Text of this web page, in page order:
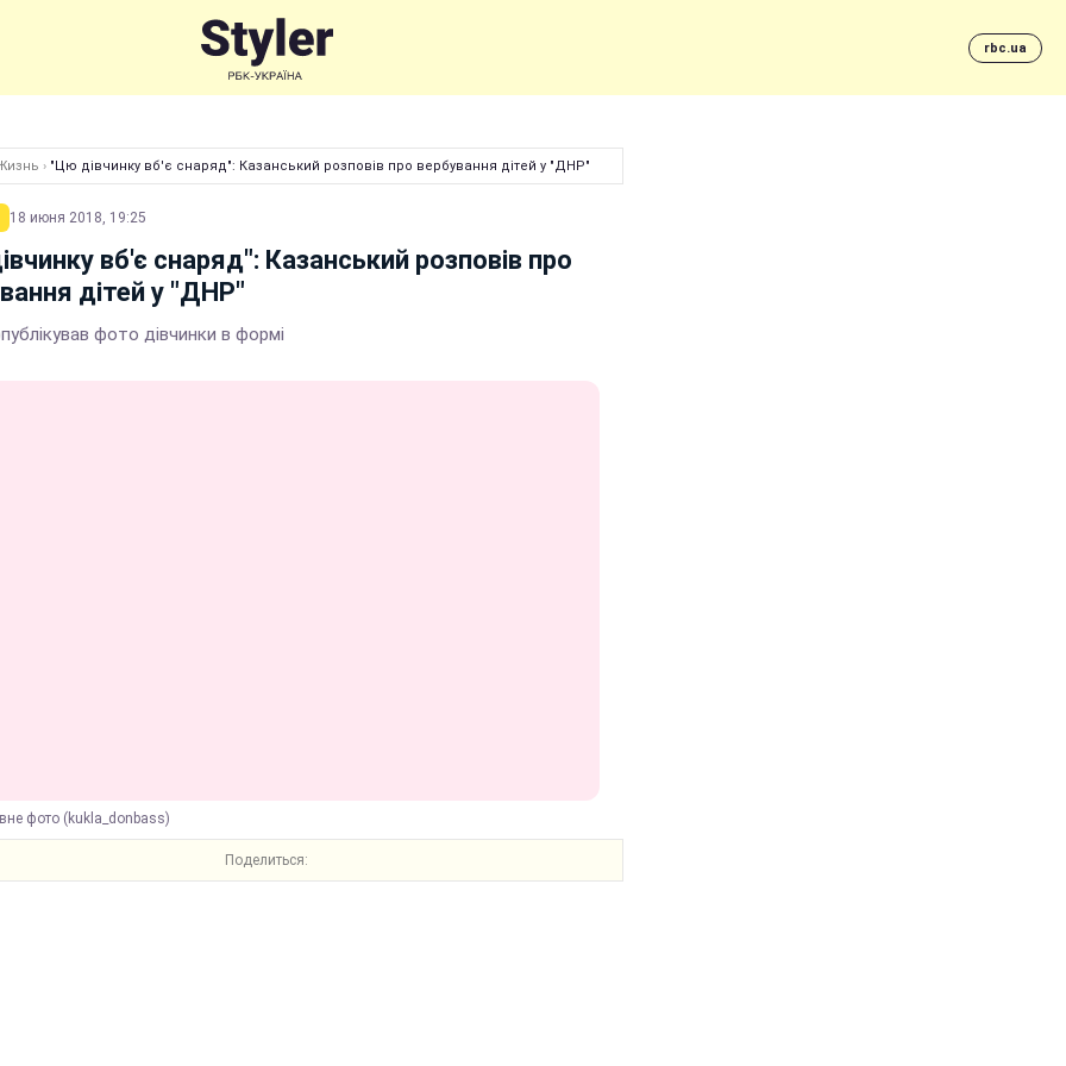
rbc.ua
› "Цю дівчинку вб'є снаряд": Казанський розповів про вербування дітей у "ДНР"
18 июня 2018, 19:25
вб'є снаряд": Казанський розповів про
дітей у "ДНР"
фото дівчинки в формі
фото (kukla_donbass)
Поделиться: